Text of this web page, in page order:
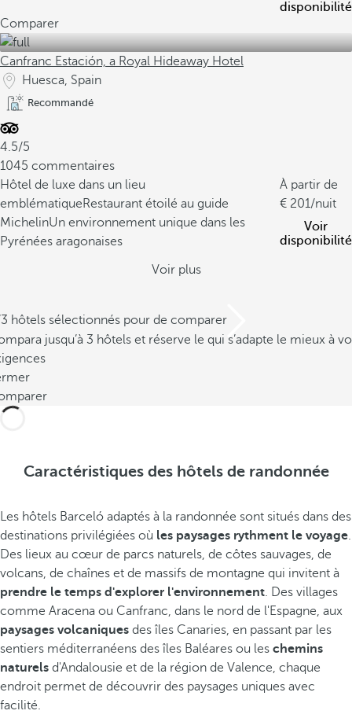
disponibilité
Comparer
Canfranc Estación, a Royal Hideaway Hotel
Huesca, Spain
Recommandé
4.5/5
1045 commentaires
Hôtel de luxe dans un lieu
emblématiqueRestaurant étoilé au guide
MichelinUn environnement unique dans les
Pyrénées aragonaises
À partir de
201/nuit
Voir
disponibilité
Voir plus
hôtels sélectionnés pour de comparer
jusqu’à 3 hôtels et réserve le qui s’adapte le mieux à
Caractéristiques des hôtels de randonnée
Les hôtels Barceló adaptés à la randonnée sont situés dans des
destinations privilégiées où les paysages rythment le voyage.
Des lieux au cœur de parcs naturels, de côtes sauvages, de
volcans, de chaînes et de massifs de montagne qui invitent à
prendre le temps d'explorer l'environnement. Des villages
comme Aracena ou Canfranc, dans le nord de l'Espagne, aux
paysages volcaniques des îles Canaries, en passant par les
sentiers méditerranéens des îles Baléares ou les chemins
naturels d'Andalousie et de la région de Valence, chaque
endroit permet de découvrir des paysages uniques avec
facilité.